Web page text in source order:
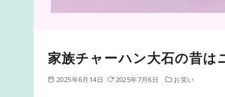
家族チャーハン大石の昔は
2025年6月14日 2025年7月6日 お笑い